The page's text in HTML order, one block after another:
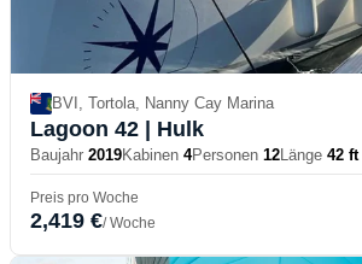
BVI, Tortola, Nanny Cay Marina
Lagoon 42 | Hulk
Baujahr 2019Kabinen 4Personen 12Länge 42 ft
Preis pro Woche
2,419 €/ Woche